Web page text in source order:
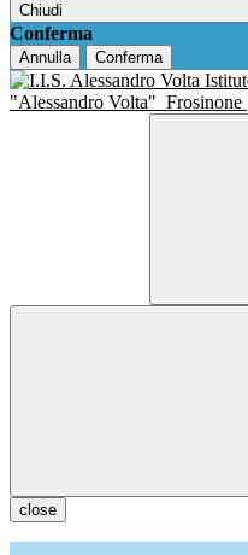
Chiudi
Conferma
Annulla Conferma
"Alessandro Volta" Frosinone
close